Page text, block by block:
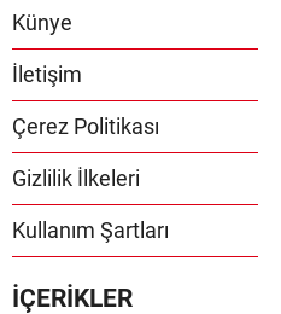
Künye
İletişim
Çerez Politikası
Gizlilik İlkeleri
Kullanım Şartları
İÇERİKLER